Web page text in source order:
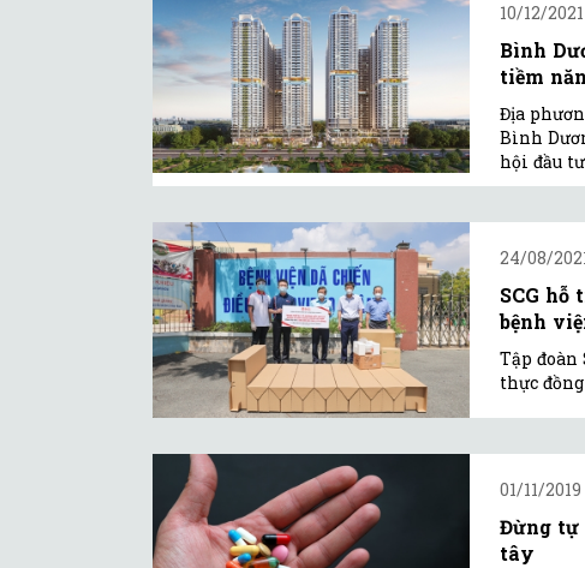
10/12/
Bình
tiềm
Địa
Bình
hội đầu
24/08/
SCG hỗ
bệnh
Tập
thực
01/11/
Đừng tự
tây